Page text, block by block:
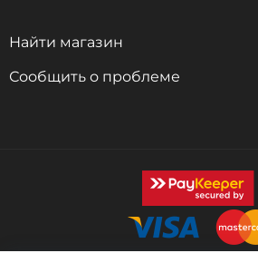
Найти магазин
Сообщить о проблеме